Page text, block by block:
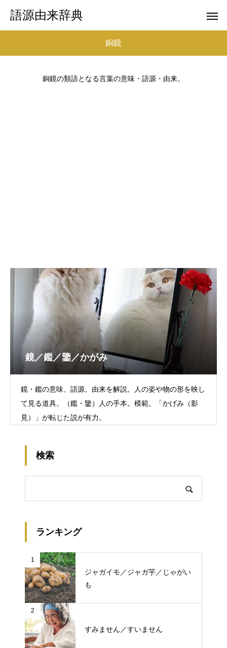
語源由来辞典
銅鏡
銅鏡の類語となる言葉の意味・語源・由来。
鏡／鑑／鑒／かがみ
鏡・鑑の意味、語源、由来を解説。人の姿や物の形を映し
て見る道具。（鑑・鑒）人の手本。模範。「かげみ（影
見）」が転じた説が有力。
検索
ランキング
1
ジャガイモ／ジャガ芋／じゃがい
も
2
すみません／すいません